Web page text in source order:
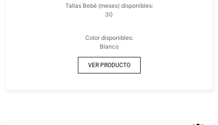
Tallas Bebé (meses) disponibles:
30
Color disponibles:
Blanco
VER PRODUCTO